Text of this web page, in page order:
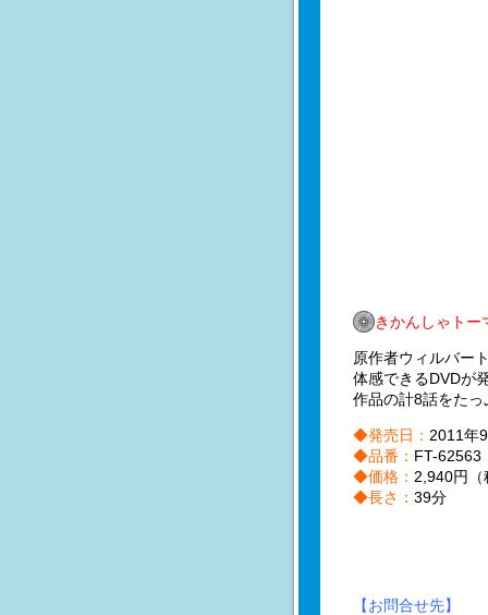
きかんしゃト
原作者ウィルバー
体感できるDVDが
作品の計8話をた
◆発売日： 2011年
◆品番： FT-62563
◆価格： 2,940円（
◆長さ： 39分
【お問合せ先】